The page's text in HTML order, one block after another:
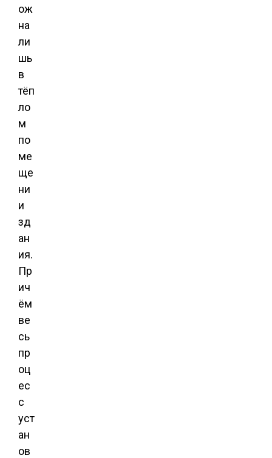
ож
на
ли
шь
в
тёп
ло
м
по
ме
ще
ни
и
зд
ан
ия.
Пр
ич
ём
ве
сь
пр
оц
ес
с
уст
ан
ов